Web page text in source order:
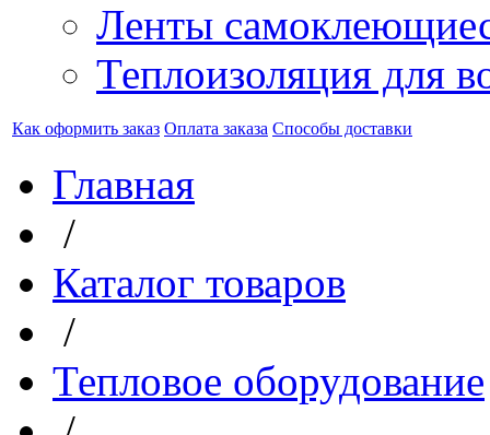
Ленты
Теплоизоляция для
Как оформить заказ Оплата заказа Способы доставки
Главная
/
Каталог товаров
/
Тепловое оборудование